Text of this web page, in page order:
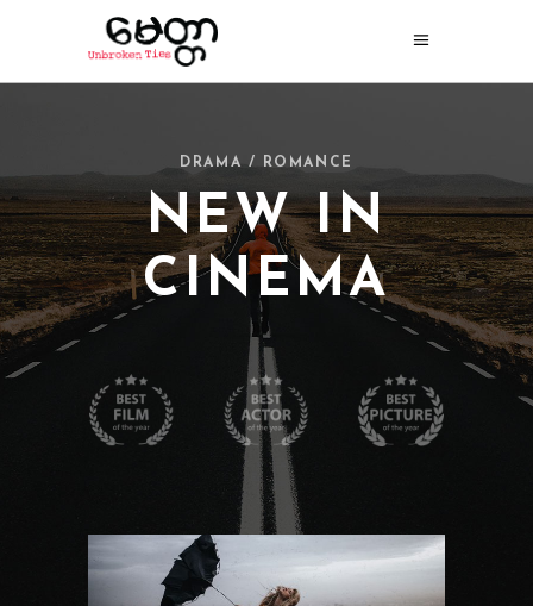
DRAMA / ROMANCE
NEW IN
CINEMA